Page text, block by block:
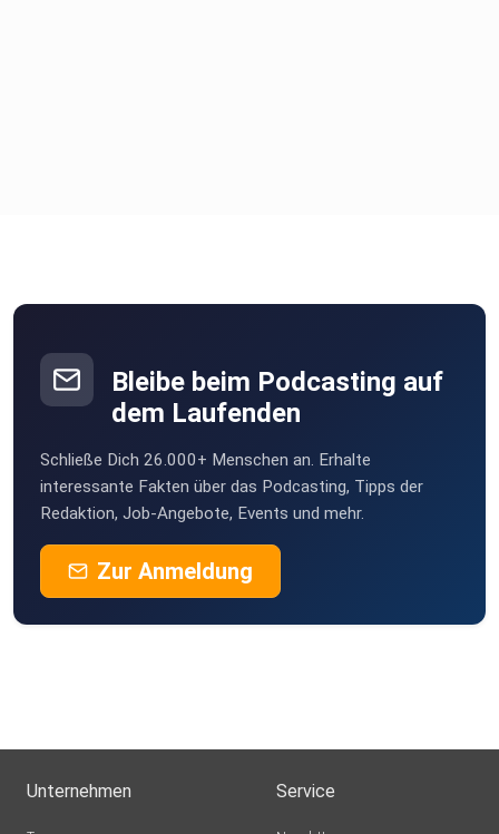
Bleibe beim Podcasting auf
dem Laufenden
Schließe Dich 26.000+ Menschen an. Erhalte
interessante Fakten über das Podcasting, Tipps der
Redaktion, Job-Angebote, Events und mehr.
Zur Anmeldung
Unternehmen Service